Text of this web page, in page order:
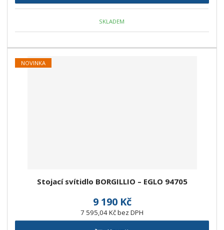
SKLADEM
NOVINKA
Stojací svítidlo BORGILLIO – EGLO 94705
9 190 Kč
7 595,04 Kč bez DPH